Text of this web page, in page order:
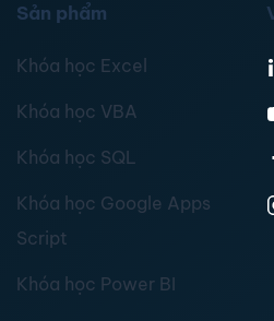
Sản phẩm
Khóa học Excel
Khóa học VBA
Khóa học SQL
Khóa học Google Apps
Script
Khóa học Power BI